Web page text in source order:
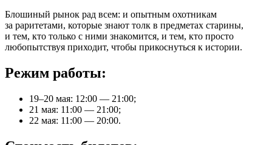
Блошиный рынок рад всем: и опытным охотникам
за раритетами, которые знают толк в предметах старины,
и тем, кто только с ними знакомится, и тем, кто просто
любопытствуя приходит, чтобы прикоснуться к истории.
Режим работы:
19–20 мая: 12:00 — 21:00;
21 мая: 11:00 — 21:00;
22 мая: 11:00 — 20:00.